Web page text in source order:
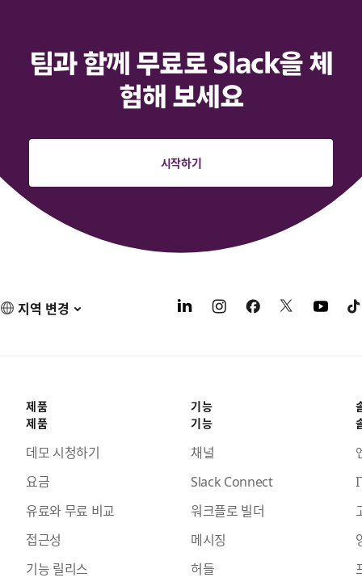
팀과 함께 무료로 Slack을 체
험해 보세요
시작하기
지역 변경
제품
제품
데모 시청하기
요금
유료와 무료 비교
접근성
기능 릴리스
기능
기능
채널
Slack Connect
워크플로 빌더
메시징
허들